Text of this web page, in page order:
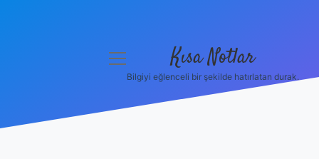
menüyü
Kısa Notlar
Bilgiyi eğlenceli bir şekilde hatırlatan durak.